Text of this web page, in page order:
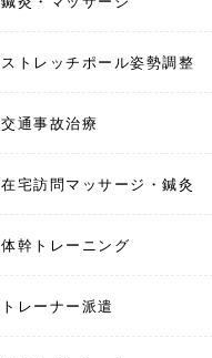
ストレッチポール姿勢調整
交通事故治療
在宅訪問マッサージ・鍼灸
体幹トレーニング
トレーナー派遣